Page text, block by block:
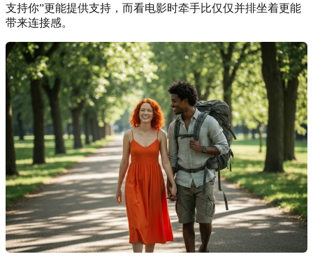
支持你”更能提供支持，而看电影时牵手比仅仅并排坐着更能
带来连接感。